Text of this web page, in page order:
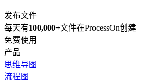
发布文件
每天有100,000+文件在ProcessOn创建
免费使用
产品
思维导图
流程图